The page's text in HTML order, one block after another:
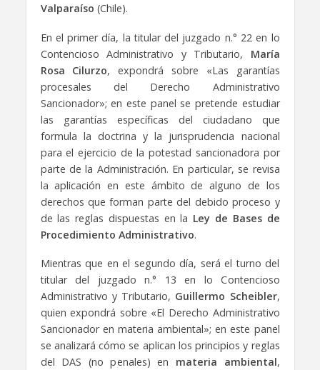
Valparaíso (Chile).
En el primer día, la titular del juzgado n.° 22 en lo
Contencioso Administrativo y Tributario, María
Rosa Cilurzo, expondrá sobre «Las garantías
procesales del Derecho Administrativo
Sancionador»; en este panel se pretende estudiar
las garantías específicas del ciudadano que
formula la doctrina y la jurisprudencia nacional
para el ejercicio de la potestad sancionadora por
parte de la Administración. En particular, se revisa
la aplicación en este ámbito de alguno de los
derechos que forman parte del debido proceso y
de las reglas dispuestas en la Ley de Bases de
Procedimiento Administrativo.
Mientras que en el segundo día, será el turno del
titular del juzgado n.° 13 en lo Contencioso
Administrativo y Tributario, Guillermo Scheibler,
quien expondrá sobre «El Derecho Administrativo
Sancionador en materia ambiental»; en este panel
se analizará cómo se aplican los principios y reglas
del DAS (no penales) en materia ambiental,